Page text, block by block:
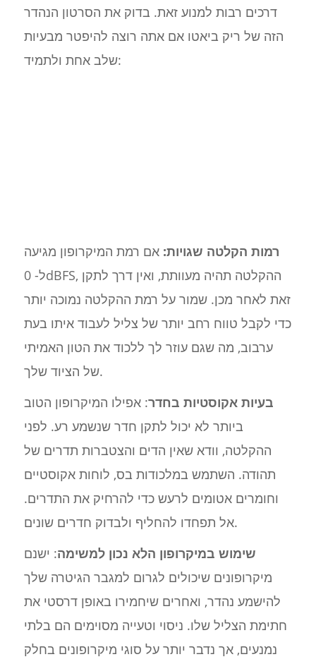
דרכים רבות למנוע זאת. בדוק את הסרטון הנהדר
הזה של ריק ביאטו אם אתה רוצה להיפטר מבעיות
שלב אחת ולתמיד:
רמות הקלטה שגויות: אם רמת המיקרופון מגיעה
ל- 0dBFS, ההקלטה תהיה מעוותת, ואין דרך לתקן
זאת לאחר מכן. שמור על רמת ההקלטה נמוכה יותר
כדי לקבל טווח רחב יותר של צליל לעבוד איתו בעת
ערבוב, מה שגם עוזר לך ללכוד את הטון האמיתי
של הציוד שלך.
בעיות אקוסטיות בחדר: אפילו המיקרופון הטוב
ביותר לא יכול לתקן חדר שנשמע רע. לפני
ההקלטה, וודא שאין הדים והצטברות תדרים של
תהודה. השתמש במלכודות בס, לוחות אקוסטיים
וחומרים אטומים לרעש כדי להרחיק את התדרים.
אל תפחדו להחליף ולבדוק חדרים שונים.
שימוש במיקרופון הלא נכון למשימה: ישנם
מיקרופונים שיכולים לגרום למגבר הגיטרה שלך
להישמע נהדר, ואחרים שיחמירו באופן דרסטי את
חתימת הצליל שלו. ניסוי וטעייה מסוימים הם בלתי
נמנעים, אך נדבר יותר על סוגי מיקרופונים בחלק